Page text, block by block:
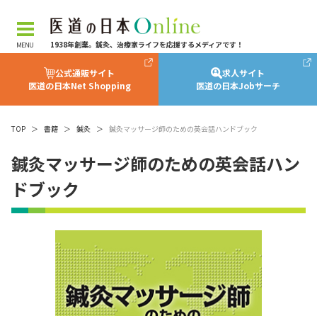
1938年創業。鍼灸、治療家ライフを応援するメディアです！
公式通販サイト
医道の日本Net Shopping
求人サイト
医道の日本Jobサーチ
TOP ＞ 書籍 ＞ 鍼灸 ＞ 鍼灸マッサージ師のための英会話ハンドブック
鍼灸マッサージ師のための英会話ハン
ドブック